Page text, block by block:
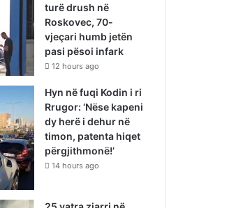
turë drush në
Roskovec, 70-
vjeçari humb jetën
pasi pësoi infark
12 hours ago
Hyn në fuqi Kodin i ri
Rrugor: ‘Nëse kapeni
dy herë i dehur në
timon, patenta hiqet
përgjithmonë!’
14 hours ago